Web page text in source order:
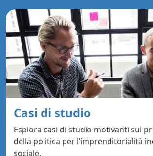
Casi di studio
Esplora casi di studio motivanti sui
della politica per l’imprenditorialità
sociale.